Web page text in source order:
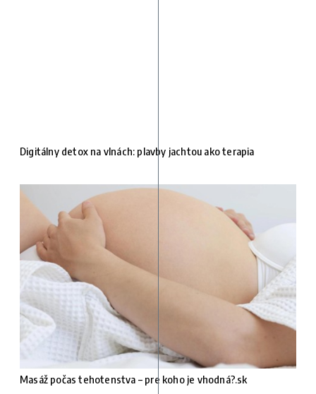
Digitálny detox na vlnách: plavby jachtou ako terapia
Masáž počas tehotenstva – pre koho je vhodná?.sk